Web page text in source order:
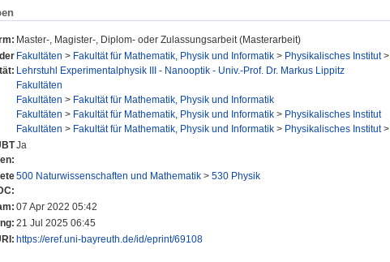
Master-, Magister-, Diplom- oder Zulassungsarbeit (Masterarbeit)
Fakultäten > Fakultät für Mathematik, Physik und Informatik > Physikalisches Institut>
Lehrstuhl Experimentalphysik III - Nanooptik - Univ.-Prof. Dr. Markus Lippitz
Fakultäten
Fakultäten > Fakultät für Mathematik, Physik und Informatik
Fakultäten > Fakultät für Mathematik, Physik und Informatik > Physikalisches Institut
Fakultäten > Fakultät für Mathematik, Physik und Informatik > Physikalisches Institut>
Ja
500 Naturwissenschaften und Mathematik > 530 Physik
07 Apr 2022 05:42
21 Jul 2025 06:45
https://eref.uni-bayreuth.de/id/eprint/69108